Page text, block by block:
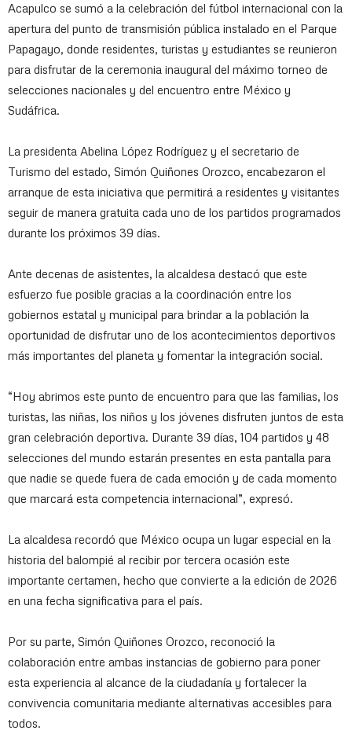
Acapulco se sumó a la celebración del fútbol internacional con la
apertura del punto de transmisión pública instalado en el Parque
Papagayo, donde residentes, turistas y estudiantes se reunieron
para disfrutar de la ceremonia inaugural del máximo torneo de
selecciones nacionales y del encuentro entre México y
Sudáfrica.
La presidenta Abelina López Rodríguez y el secretario de
Turismo del estado, Simón Quiñones Orozco, encabezaron el
arranque de esta iniciativa que permitirá a residentes y visitantes
seguir de manera gratuita cada uno de los partidos programados
durante los próximos 39 días.
Ante decenas de asistentes, la alcaldesa destacó que este
esfuerzo fue posible gracias a la coordinación entre los
gobiernos estatal y municipal para brindar a la población la
oportunidad de disfrutar uno de los acontecimientos deportivos
más importantes del planeta y fomentar la integración social.
“Hoy abrimos este punto de encuentro para que las familias, los
turistas, las niñas, los niños y los jóvenes disfruten juntos de esta
gran celebración deportiva. Durante 39 días, 104 partidos y 48
selecciones del mundo estarán presentes en esta pantalla para
que nadie se quede fuera de cada emoción y de cada momento
que marcará esta competencia internacional”, expresó.
La alcaldesa recordó que México ocupa un lugar especial en la
historia del balompié al recibir por tercera ocasión este
importante certamen, hecho que convierte a la edición de 2026
en una fecha significativa para el país.
Por su parte, Simón Quiñones Orozco, reconoció la
colaboración entre ambas instancias de gobierno para poner
esta experiencia al alcance de la ciudadanía y fortalecer la
convivencia comunitaria mediante alternativas accesibles para
todos.